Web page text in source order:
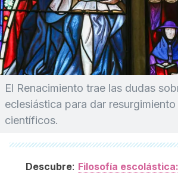
El Renacimiento trae las dudas
eclesiástica para dar
científicos.
Descubre: Filosofía